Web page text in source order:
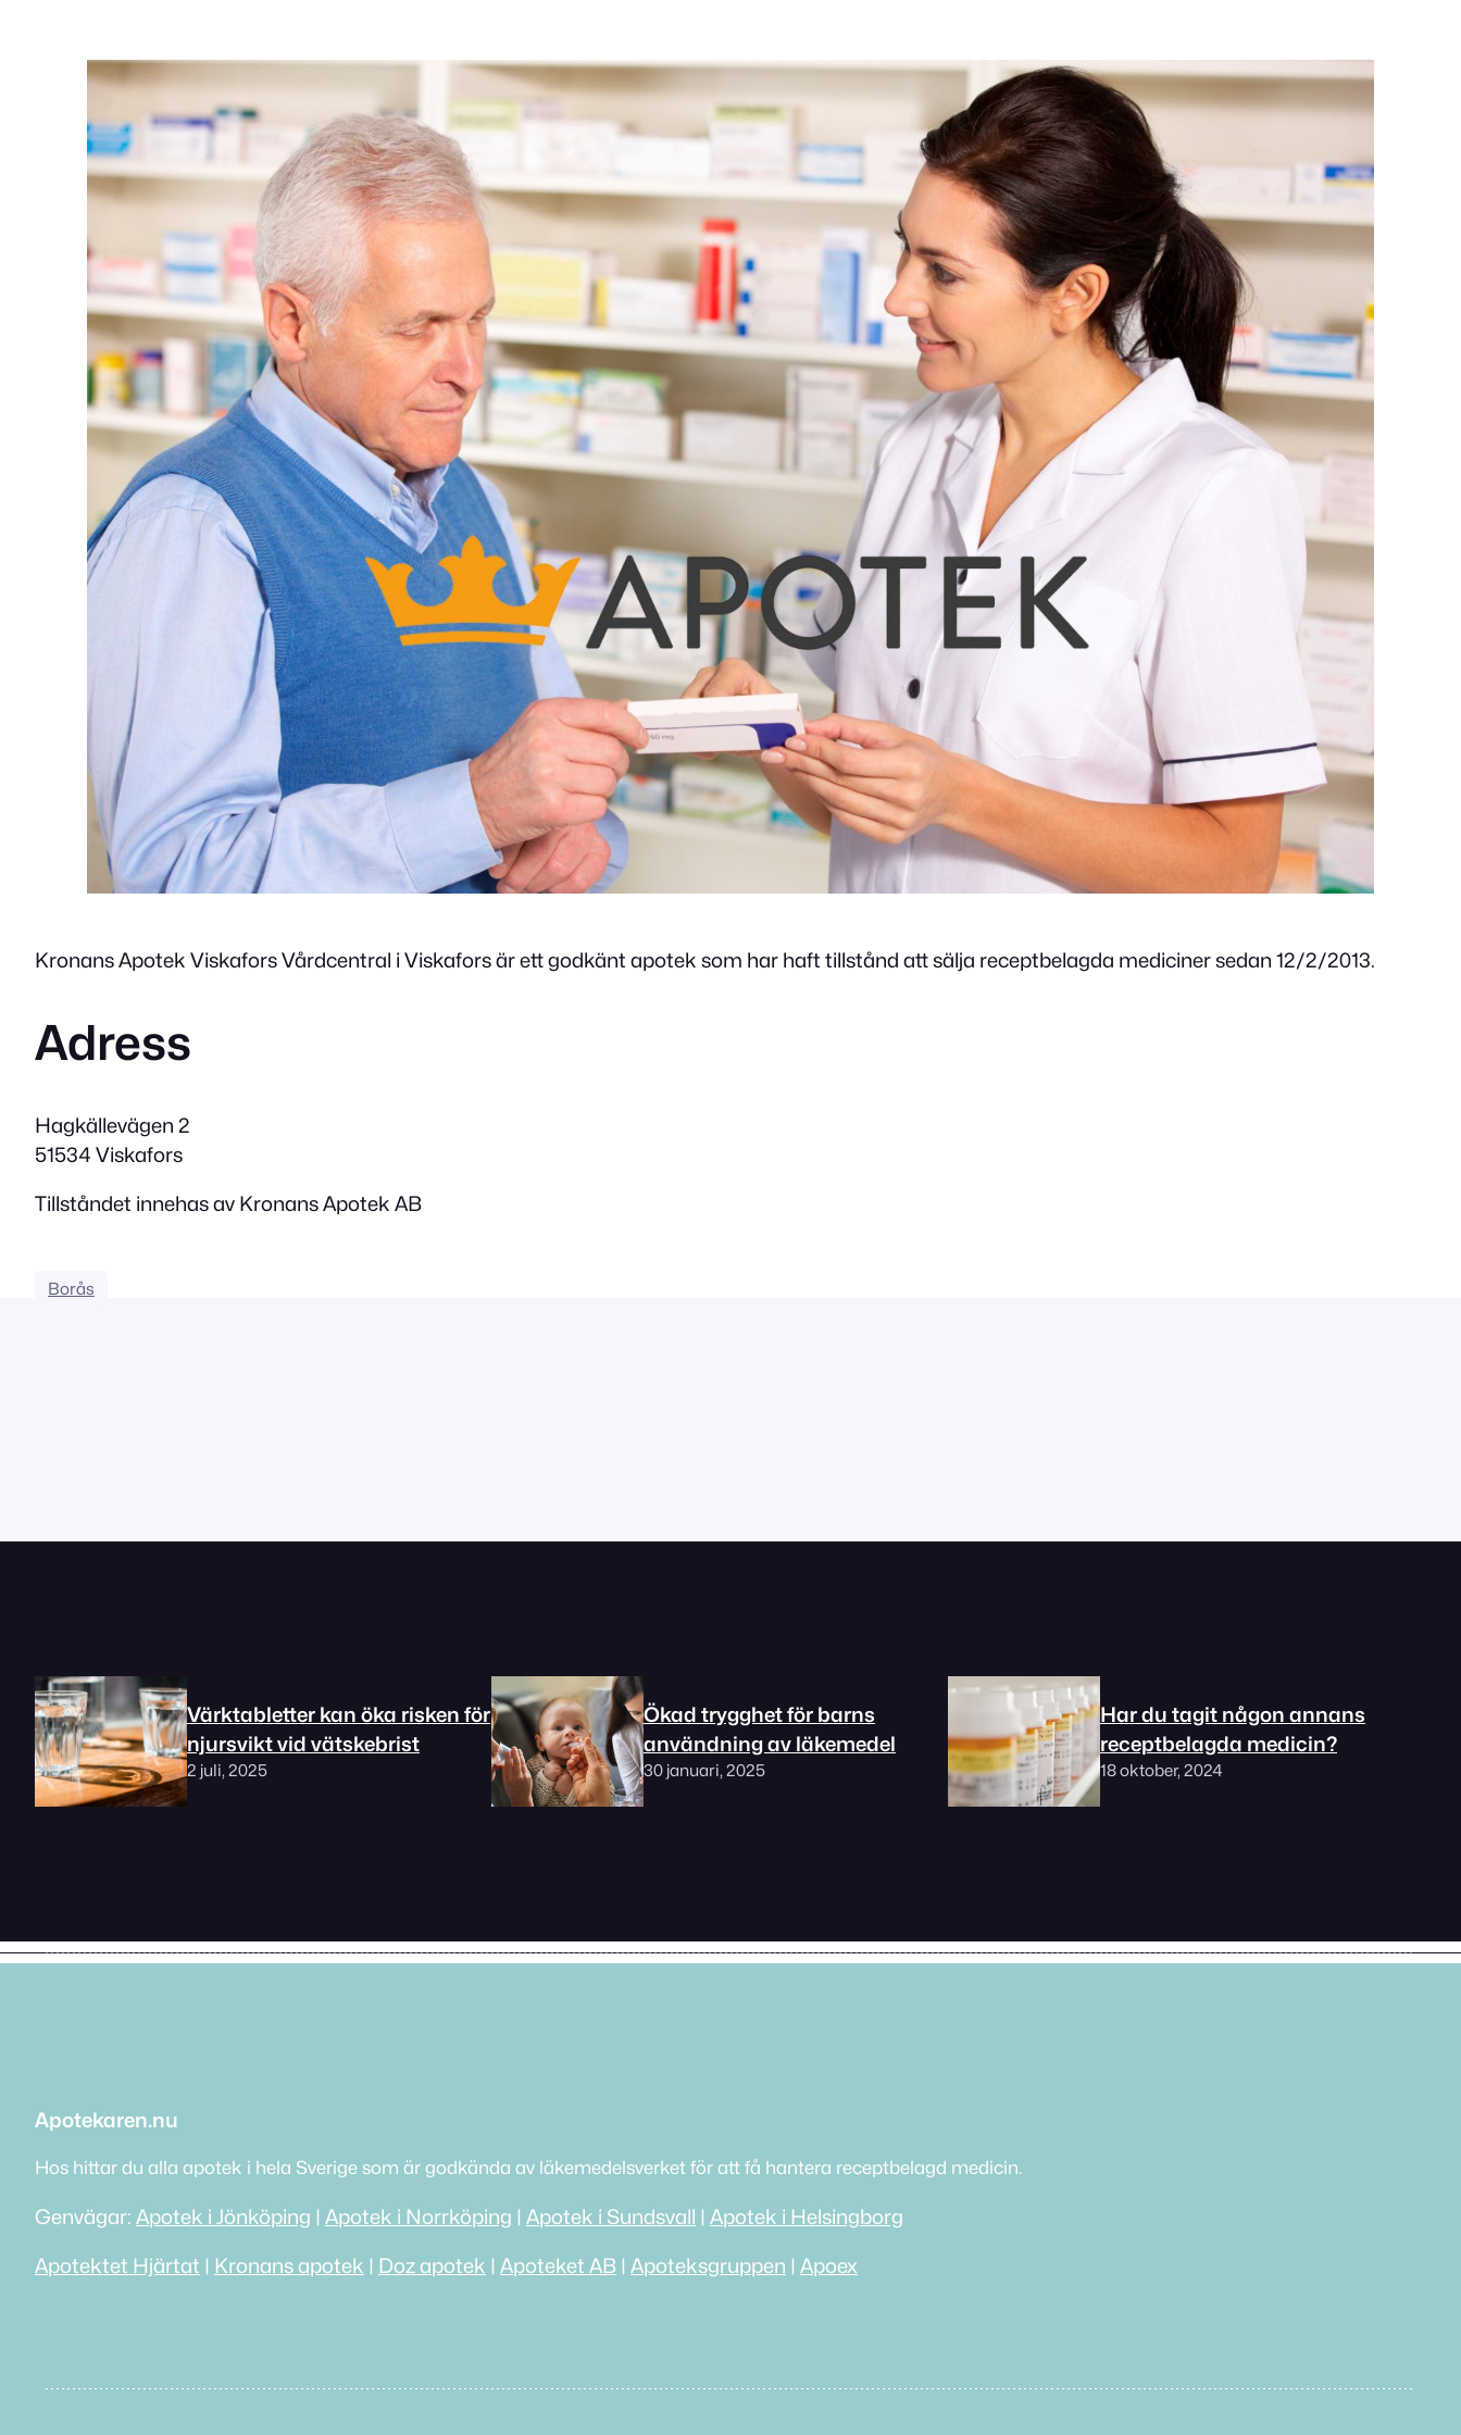
Kronans Apotek Viskafors Vårdcentral i Viskafors är ett godkänt apotek som har haft tillstånd att sälja receptbelagda mediciner sedan 12/2/2013.
Adress
Hagkällevägen 2
51534 Viskafors
Tillståndet innehas av Kronans Apotek AB
Borås
Värktabletter kan öka risken för
njursvikt vid vätskebrist
2 juli, 2025
Ökad trygghet för barns
användning av läkemedel
30 januari, 2025
Har du tagit någon annans
receptbelagda medicin?
18 oktober, 2024
Apotekaren.nu
Hos hittar du alla apotek i hela Sverige som är godkända av läkemedelsverket för att få hantera receptbelagd medicin.
Genvägar: Apotek i Jönköping | Apotek i Norrköping | Apotek i Sundsvall | Apotek i Helsingborg
Apotektet Hjärtat | Kronans apotek | Doz apotek | Apoteket AB | Apoteksgruppen | Apoex